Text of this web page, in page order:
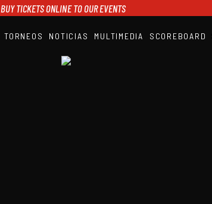
BUY TICKETS ONLINE TO OUR EVENTS
TORNEOS NOTICIAS MULTIMEDIA SCOREBOARD
A1PADEL